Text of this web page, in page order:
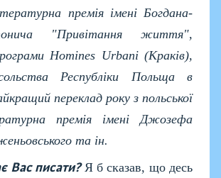
премія імені Богдана-
"Привітання життя",
Homines Urbani (Краків),
Республіки Польща в
переклад року з польської
премія імені Джозефа
та ін.
Вас писати?Я б сказав, що десь